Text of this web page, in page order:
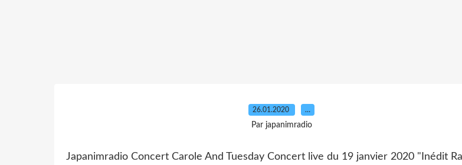
26.01.2020 …
Par japanimradio
Japanimradio Concert Carole And Tuesday Concert live du 19 janvier 2020 "Inédit